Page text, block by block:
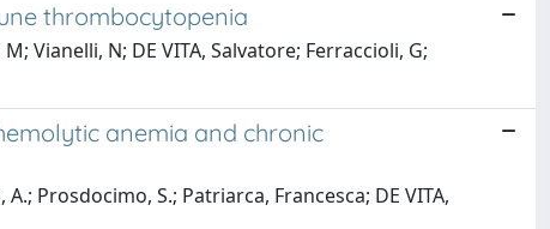
thrombocytopenia
Vianelli, N; DE VITA, Salvatore; Ferraccioli, G;
anemia and chronic
Prosdocimo, S.; Patriarca, Francesca; DE VITA,